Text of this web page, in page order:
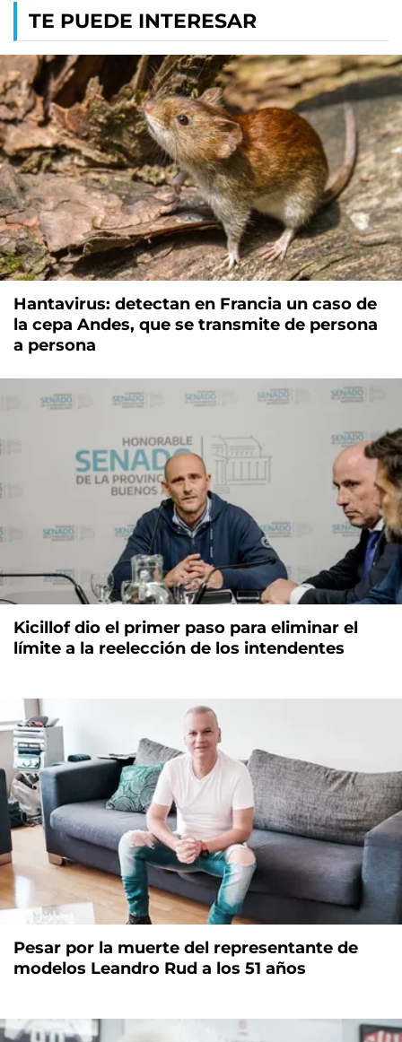
TE PUEDE INTERESAR
Hantavirus: detectan en Francia un caso de
la cepa Andes, que se transmite de persona
a persona
Kicillof dio el primer paso para eliminar el
límite a la reelección de los intendentes
Pesar por la muerte del representante de
modelos Leandro Rud a los 51 años